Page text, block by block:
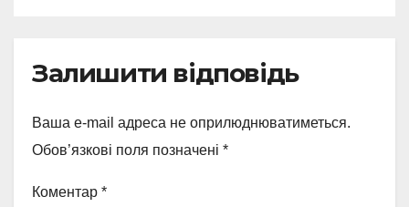
Залишити відповідь
Ваша e-mail адреса не оприлюднюватиметься.
Обов’язкові поля позначені *
Коментар *